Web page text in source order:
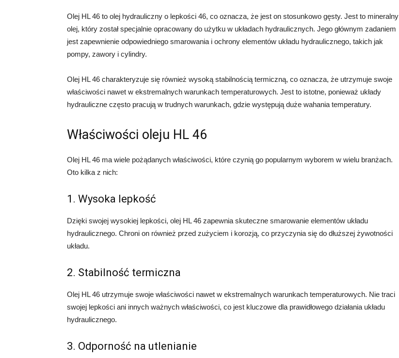
Olej HL 46 to olej hydrauliczny o lepkości 46, co oznacza, że jest on stosunkowo gęsty. Jest to mineralny
olej, który został specjalnie opracowany do użytku w układach hydraulicznych. Jego głównym zadaniem
jest zapewnienie odpowiedniego smarowania i ochrony elementów układu hydraulicznego, takich jak
pompy, zawory i cylindry.
Olej HL 46 charakteryzuje się również wysoką stabilnością termiczną, co oznacza, że utrzymuje swoje
właściwości nawet w ekstremalnych warunkach temperaturowych. Jest to istotne, ponieważ układy
hydrauliczne często pracują w trudnych warunkach, gdzie występują duże wahania temperatury.
Właściwości oleju HL 46
Olej HL 46 ma wiele pożądanych właściwości, które czynią go popularnym wyborem w wielu branżach.
Oto kilka z nich:
1. Wysoka lepkość
Dzięki swojej wysokiej lepkości, olej HL 46 zapewnia skuteczne smarowanie elementów układu
hydraulicznego. Chroni on również przed zużyciem i korozją, co przyczynia się do dłuższej żywotności
układu.
2. Stabilność termiczna
Olej HL 46 utrzymuje swoje właściwości nawet w ekstremalnych warunkach temperaturowych. Nie traci
swojej lepkości ani innych ważnych właściwości, co jest kluczowe dla prawidłowego działania układu
hydraulicznego.
3. Odporność na utlenianie